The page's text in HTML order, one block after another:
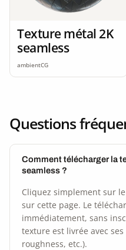
Texture métal 2K
seamless
ambientCG
Questions
Comment télécharger la
seamless ?
Cliquez simplement sur
sur cette page. Le
immédiatement, sans
texture est livrée avec
roughness, etc.).